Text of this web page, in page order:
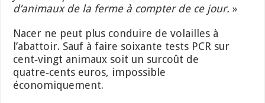
d’animaux de la ferme à compter de ce jour. »
Nacer ne peut plus conduire de volailles à
l’abattoir. Sauf à faire soixante tests PCR sur
cent‑vingt animaux soit un surcoût de
quatre‑cents euros, impossible
économiquement.